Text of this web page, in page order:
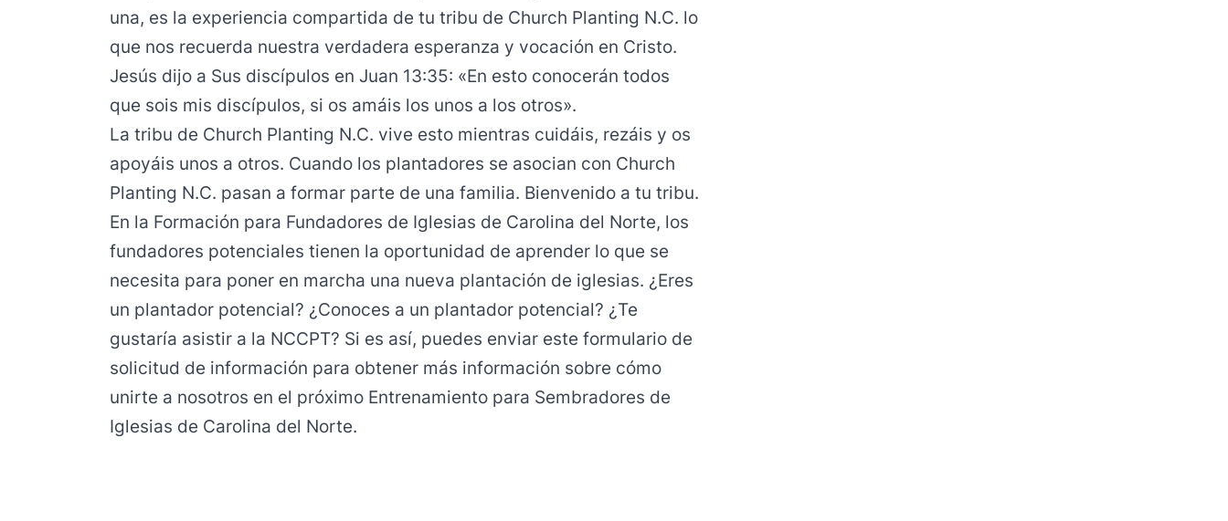
una, es la experiencia compartida de tu tribu de Church Planting N.C. lo
que nos recuerda nuestra verdadera esperanza y vocación en Cristo.
Jesús dijo a Sus discípulos en Juan 13:35: «En esto conocerán todos
que sois mis discípulos, si os amáis los unos a los otros».
La tribu de Church Planting N.C. vive esto mientras cuidáis, rezáis y os
apoyáis unos a otros. Cuando los plantadores se asocian con Church
Planting N.C. pasan a formar parte de una familia. Bienvenido a tu tribu.
En la Formación para Fundadores de Iglesias de Carolina del Norte, los
fundadores potenciales tienen la oportunidad de aprender lo que se
necesita para poner en marcha una nueva plantación de iglesias. ¿Eres
un plantador potencial? ¿Conoces a un plantador potencial? ¿Te
gustaría asistir a la NCCPT? Si es así, puedes enviar este formulario de
solicitud de información para obtener más información sobre cómo
unirte a nosotros en el próximo Entrenamiento para Sembradores de
Iglesias de Carolina del Norte.